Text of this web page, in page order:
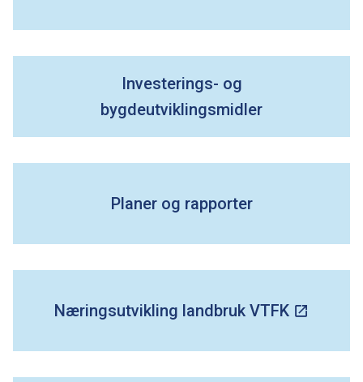
m
n
Investerings- og
bygdeutviklingsmidler
Planer og rapporter
Næringsutvikling landbruk VTFK